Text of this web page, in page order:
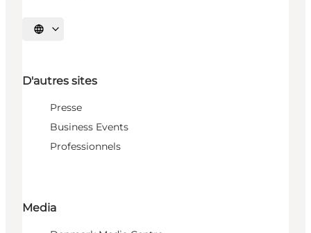
Choisissez la langue
D'autres sites
Presse
Business Events
Professionnels
Media